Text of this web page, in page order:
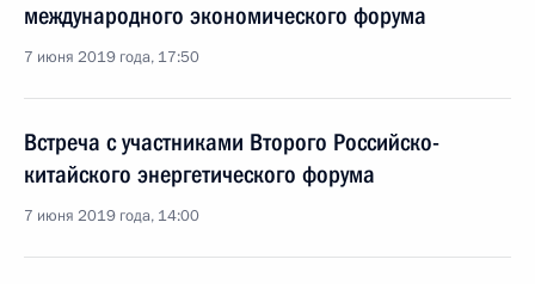
международного экономического форума
7 июня 2019 года, 17:50
Встреча с участниками Второго Российско-
китайского энергетического форума
7 июня 2019 года, 14:00